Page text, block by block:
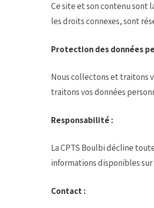
Ce site et son contenu sont
les droits connexes, sont
Protection des données
Nous collectons et traitons
traitons vos données
Responsabilité :
La CPTS Boulbi décline
informations disponibles
Contact :